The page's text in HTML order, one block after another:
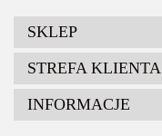
SKLEP
STREFA KLIENTA
INFORMACJE